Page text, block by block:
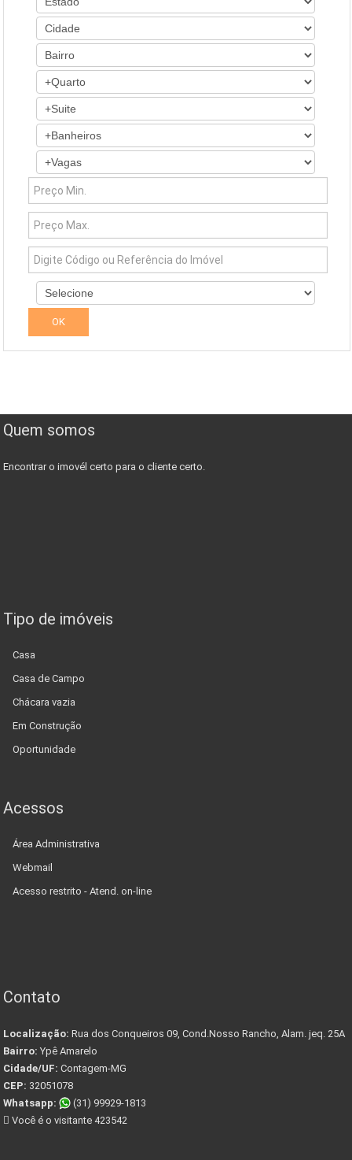
Quem somos
Encontrar o imovél certo para o cliente certo.
Tipo de imóveis
Casa
Casa de Campo
Chácara vazia
Em Construção
Oportunidade
Acessos
Área Administrativa
Webmail
Acesso restrito - Atend. on-line
Contato
Localização: Rua dos Conqueiros 09, Cond.Nosso Rancho, Alam. jeq. 25A
Bairro: Ypê Amarelo
Cidade/UF: Contagem-MG
CEP: 32051078
Whatsapp:
(31) 99929-1813
Você é o visitante 423542